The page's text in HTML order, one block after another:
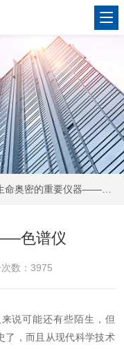
奥密的重要仪器――色谱仪
色谱仪
次数：3975
说可能还有些陌生，但
了，而且从现代科学技术